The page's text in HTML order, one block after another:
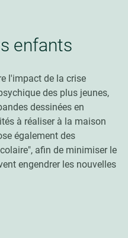
enfants
l'impact de la crise
des plus jeunes,
dessinées en
à réaliser à la maison
également des
afin de minimiser le
engendrer les nouvelles